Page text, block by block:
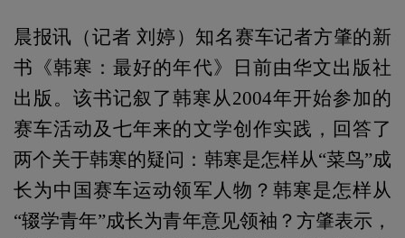
晨报讯（记者 刘婷）知名赛车记者方肇的新
书《韩寒：最好的年代》日前由华文出版社
出版。该书记叙了韩寒从2004年开始参加的
赛车活动及七年来的文学创作实践，回答了
两个关于韩寒的疑问：韩寒是怎样从“菜鸟”成
长为中国赛车运动领军人物？韩寒是怎样从
“辍学青年”成长为青年意见领袖？方肇表示，